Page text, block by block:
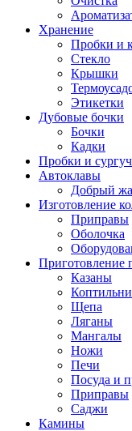
Хранение
Пробки и
Стекло
Крышки
Этикетки
Дубовые бочки
Бочки
Кадки
Пробки и сургуч
Автоклавы
Добрый
Изготовление
Приправы
Оболочка
Приготовление
Казаны
Коптильни
Щепа
Ляганы
Мангалы
Ножи
Печи
Посуда и
Приправы
Саджи
Камины